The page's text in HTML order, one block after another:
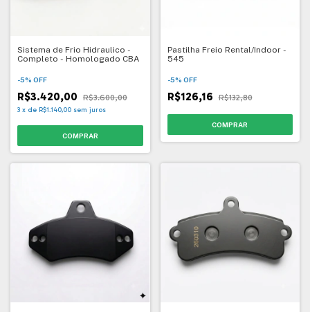
Sistema de Frio Hidraulico -
Completo - Homologado CBA
-5% OFF
R$3.420,00 R$3.600,00
3 x de R$1.140,00 sem juros
Pastilha Freio Rental/Indoor -
545
-5% OFF
R$126,16 R$132,80